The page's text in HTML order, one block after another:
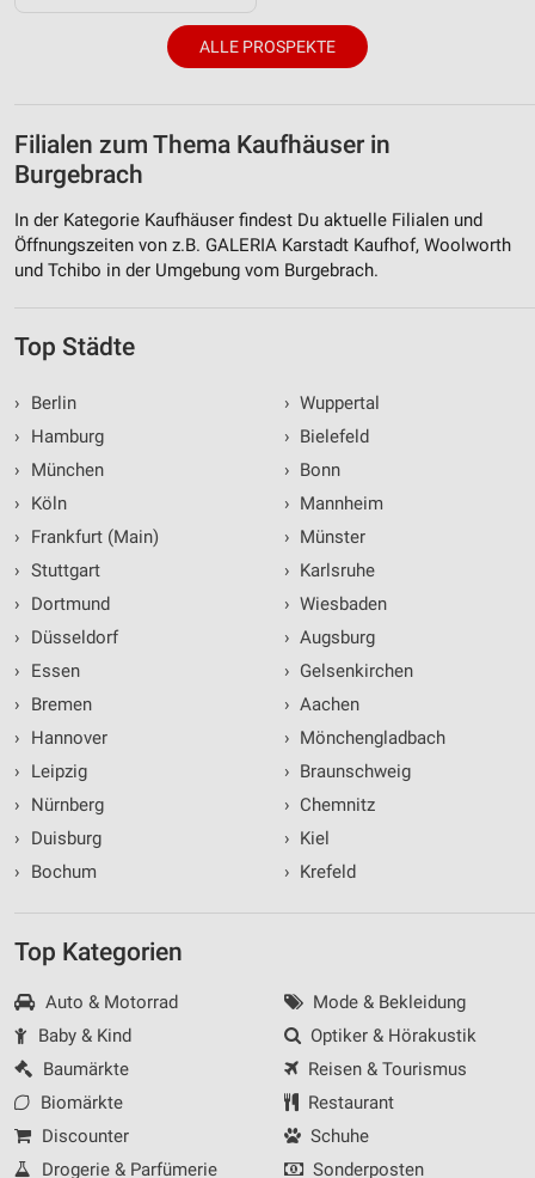
ALLE PROSPEKTE
Filialen zum Thema Kaufhäuser in
Burgebrach
In der Kategorie Kaufhäuser findest Du aktuelle Filialen und
Öffnungszeiten von z.B. GALERIA Karstadt Kaufhof, Woolworth
und Tchibo in der Umgebung vom Burgebrach.
Top Städte
›
Berlin
›
Hamburg
›
München
›
Köln
›
Frankfurt (Main)
› Stuttgart
›
Dortmund
›
Düsseldorf
›
Essen
›
Bremen
›
Hannover
›
Leipzig
›
Nürnberg
›
Duisburg
›
Bochum
› Wuppertal
› Bielefeld
› Bonn
› Mannheim
› Münster
› Karlsruhe
› Wiesbaden
› Augsburg
› Gelsenkirchen
› Aachen
› Mönchengladbach
› Braunschweig
› Chemnitz
› Kiel
› Krefeld
Top Kategorien
Auto & Motorrad
Baby & Kind
Baumärkte
Biomärkte
Discounter
Drogerie & Parfümerie
Mode & Bekleidung
Optiker & Hörakustik
Reisen & Tourismus
Restaurant
Schuhe
Sonderposten